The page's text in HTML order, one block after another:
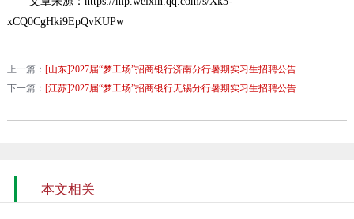
xCQ0CgHki9EpQvKUPw
上一篇： [山东]2027届“梦工场”招商银行济南分行暑期实习生招聘公告
下一篇： [江苏]2027届“梦工场”招商银行无锡分行暑期实习生招聘公告
本文相关